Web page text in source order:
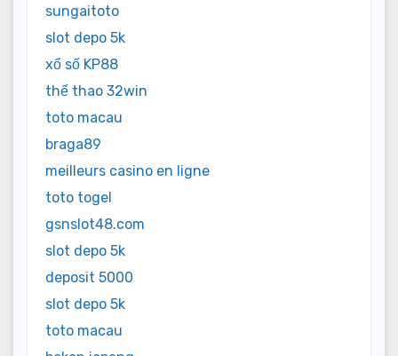
sungaitoto
slot depo 5k
xổ số KP88
thể thao 32win
toto macau
braga89
meilleurs casino en ligne
toto togel
gsnslot48.com
slot depo 5k
deposit 5000
slot depo 5k
toto macau